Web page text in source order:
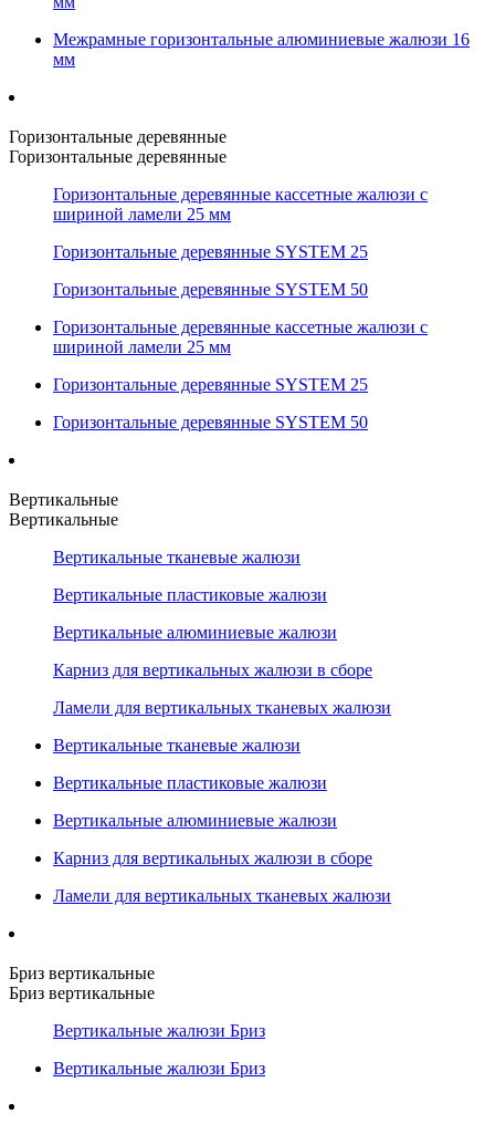
Межрамные горизонтальные алюминиевые жалюзи 16
мм
Горизонтальные деревянные
Горизонтальные деревянные
Горизонтальные деревянные кассетные жалюзи с
шириной ламели 25 мм
Горизонтальные деревянные SYSTEM 25
Горизонтальные деревянные SYSTEM 50
Горизонтальные деревянные кассетные жалюзи с
шириной ламели 25 мм
Горизонтальные деревянные SYSTEM 25
Горизонтальные деревянные SYSTEM 50
Вертикальные
Вертикальные
Вертикальные тканевые жалюзи
Вертикальные пластиковые жалюзи
Вертикальные алюминиевые жалюзи
Карниз для вертикальных жалюзи в сборе
Ламели для вертикальных тканевых жалюзи
Вертикальные тканевые жалюзи
Вертикальные пластиковые жалюзи
Вертикальные алюминиевые жалюзи
Карниз для вертикальных жалюзи в сборе
Ламели для вертикальных тканевых жалюзи
Бриз вертикальные
Бриз вертикальные
Вертикальные жалюзи Бриз
Вертикальные жалюзи Бриз